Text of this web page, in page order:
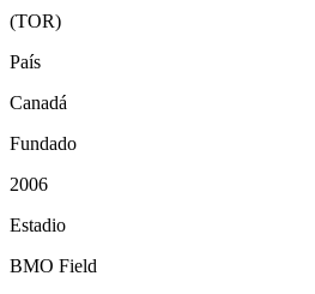
(TOR)
País
Canadá
Fundado
2006
Estadio
BMO Field